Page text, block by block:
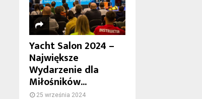
Yacht Salon 2024 –
Największe
Wydarzenie dla
Miłośników...
25 września 2024